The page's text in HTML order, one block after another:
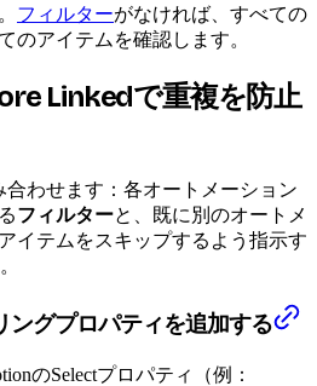
フィルターがなければ、すべての
のアイテムを確認します。
Linkedで重複を防止
わせます：各オートメーション
フィルターと、既に別のオートメ
イテムをスキップするよう指示す
ングプロパティを追加する
のSelectプロパティ（例：